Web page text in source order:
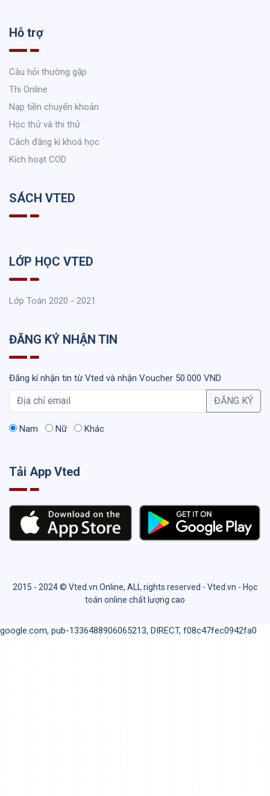
Hỗ trợ
Câu hỏi thường gặp
Thi Online
Nạp tiền chuyển khoản
Học thử và thi thử
Cách đăng kí khoá học
Kích hoạt COD
SÁCH VTED
LỚP HỌC VTED
Lớp Toán 2020 - 2021
ĐĂNG KÝ NHẬN TIN
Đăng kí nhận tin từ Vted và nhận Voucher 50.000 VND
ĐĂNG KÝ
Nam Nữ Khác
Tải App Vted
2015 - 2024 © Vted.vn Online, ALL rights reserved - Vted.vn - Học
toán online chất lượng cao
google.com, pub-1336488906065213, DIRECT, f08c47fec0942fa0